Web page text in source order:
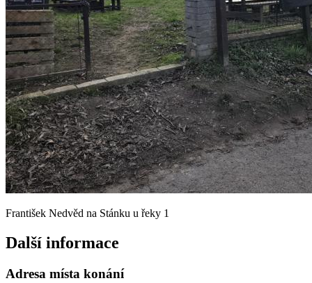
František Nedvěd na Stánku u řeky 1
Další informace
Adresa místa konání